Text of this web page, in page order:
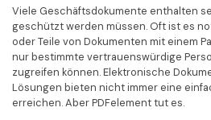
Viele Geschäftsdokumente enthalten
geschützt werden müssen. Oft ist es
oder Teile von Dokumenten mit einem
nur bestimmte vertrauenswürdige
zugreifen können. Elektronische
Lösungen bieten nicht immer eine
erreichen. Aber PDFelement tut es.